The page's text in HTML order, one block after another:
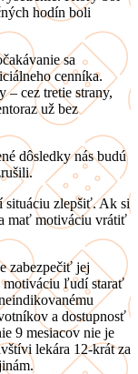
hodín boli
sa
cenníka.
– cez tretie strany,
už bez
dôsledky nás budú
situáciu zlepšiť. Ak si
mať motiváciu vrátiť
zabezpečiť jej
motiváciu ľudí starať
a dostupnosť
9 mesiacov nie je
lekára 12-krát za